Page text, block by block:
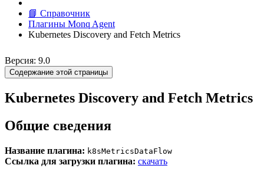
📘 Справочник
Плагины Monq Agent
Kubernetes Discovery and Fetch Metrics
Версия: 9.0
Содержание этой страницы
Kubernetes Discovery and Fetch Metrics
Общие сведения
Название плагина: k8sMetricsDataFlow
Ссылка для загрузки плагина: скачать